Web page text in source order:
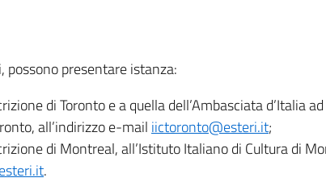
presentare istanza:
di Toronto e a quella dell’Ambasciata d’Italia
all’indirizzo e-mail iictoronto@esteri.it;
di Montreal, all’Istituto Italiano di Cultura di
.